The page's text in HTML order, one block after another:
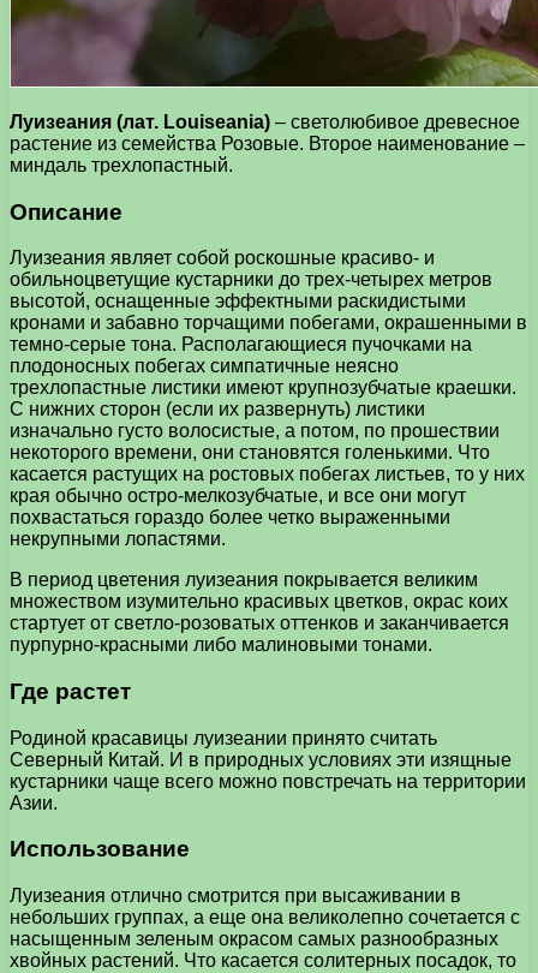
Луизеания (лат. Louiseania) – светолюбивое древесное
растение из семейства Розовые. Второе наименование –
миндаль трехлопастный.
Описание
Луизеания являет собой роскошные красиво- и
обильноцветущие кустарники до трех-четырех метров
высотой, оснащенные эффектными раскидистыми
кронами и забавно торчащими побегами, окрашенными в
темно-серые тона. Располагающиеся пучочками на
плодоносных побегах симпатичные неясно
трехлопастные листики имеют крупнозубчатые краешки.
С нижних сторон (если их развернуть) листики
изначально густо волосистые, а потом, по прошествии
некоторого времени, они становятся голенькими. Что
касается растущих на ростовых побегах листьев, то у них
края обычно остро-мелкозубчатые, и все они могут
похвастаться гораздо более четко выраженными
некрупными лопастями.
В период цветения луизеания покрывается великим
множеством изумительно красивых цветков, окрас коих
стартует от светло-розоватых оттенков и заканчивается
пурпурно-красными либо малиновыми тонами.
Где растет
Родиной красавицы луизеании принято считать
Северный Китай. И в природных условиях эти изящные
кустарники чаще всего можно повстречать на территории
Азии.
Использование
Луизеания отлично смотрится при высаживании в
небольших группах, а еще она великолепно сочетается с
насыщенным зеленым окрасом самых разнообразных
хвойных растений. Что касается солитерных посадок, то